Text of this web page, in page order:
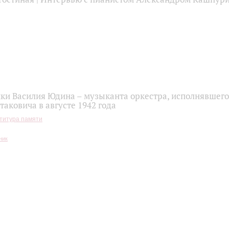
Василия Юдина – музыканта оркестра,
в августе 1942 года
памяти